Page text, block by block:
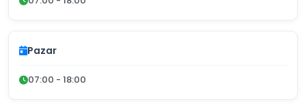
Pazar
07:00 - 18:00